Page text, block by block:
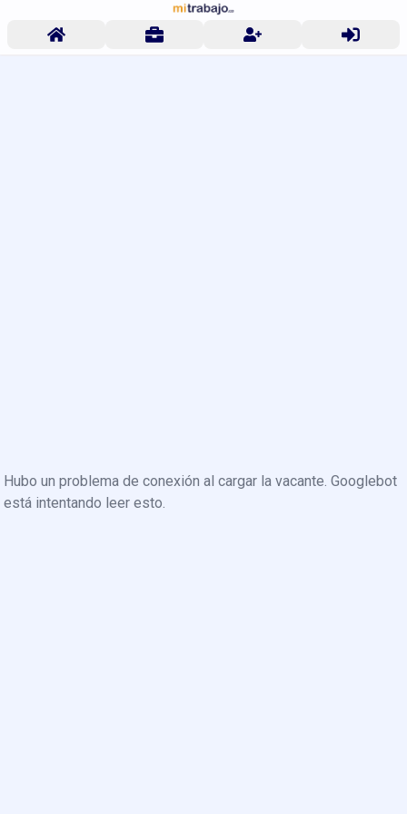
Hubo un problema de conexión al cargar la vacante. Googlebot
está intentando leer esto.